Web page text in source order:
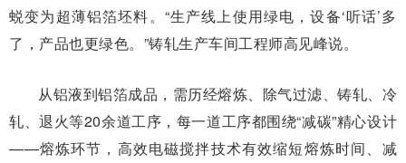
蜕变为超薄铝箔坯料。“生产线上使用绿电，设备‘听话’多
了，产品也更绿色。”铸轧生产车间工程师高见峰说。
从铝液到铝箔成品，需历经熔炼、除气过滤、铸轧、冷
轧、退火等20余道工序，每一道工序都围绕“减碳”精心设计
——熔炼环节，高效电磁搅拌技术有效缩短熔炼时间、减